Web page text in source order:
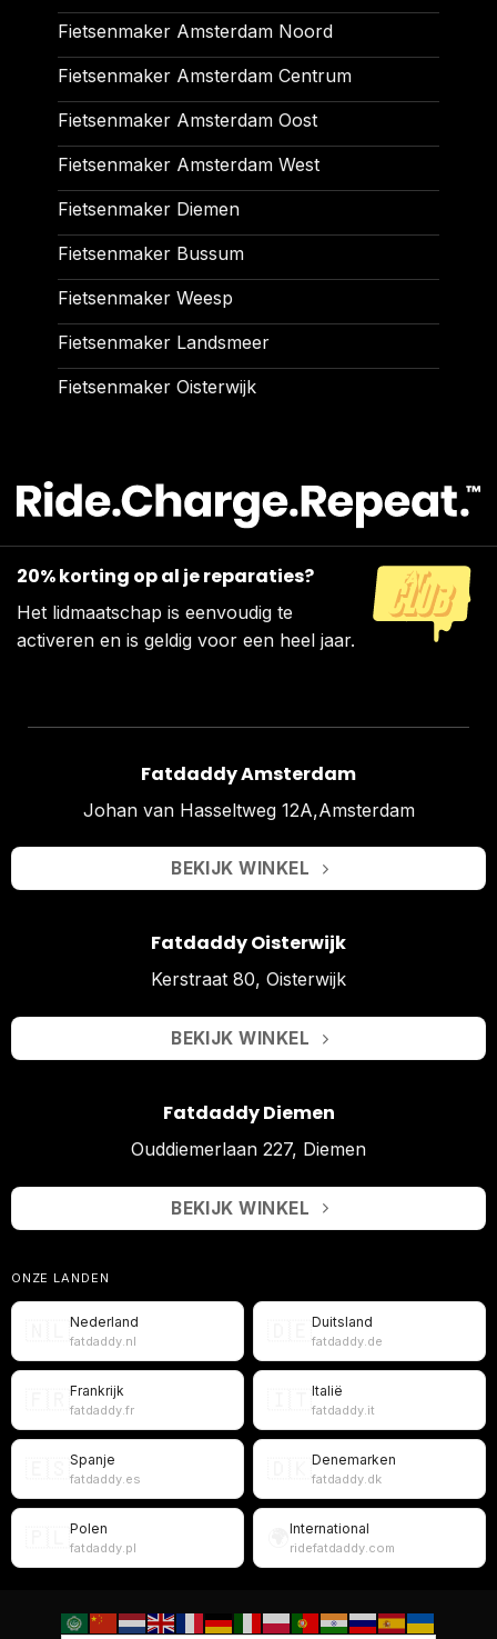
Fietsenmaker Amsterdam Noord
Fietsenmaker Amsterdam Centrum
Fietsenmaker Amsterdam Oost
Fietsenmaker Amsterdam West
Fietsenmaker Diemen
Fietsenmaker Bussum
Fietsenmaker Weesp
Fietsenmaker Landsmeer
Fietsenmaker Oisterwijk
20% korting op al je reparaties?
Het lidmaatschap is eenvoudig te
activeren en is geldig voor een heel jaar.
Fatdaddy Amsterdam
Johan van Hasseltweg 12A,Amsterdam
BEKIJK WINKEL
Fatdaddy Oisterwijk
Kerstraat 80, Oisterwijk
BEKIJK WINKEL
Fatdaddy Diemen
Ouddiemerlaan 227, Diemen
BEKIJK WINKEL
ONZE LANDEN
Nederland
fatdaddy.nl
Duitsland
fatdaddy.de
Frankrijk
fatdaddy.fr
Italië
fatdaddy.it
Spanje
fatdaddy.es
Denemarken
fatdaddy.dk
Polen
fatdaddy.pl
International
ridefatdaddy.com